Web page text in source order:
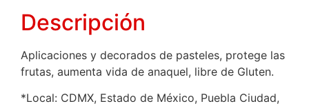
Descripción
Aplicaciones y decorados de pasteles, protege las
frutas, aumenta vida de anaquel, libre de Gluten.
*Local: CDMX, Estado de México, Puebla Ciudad,